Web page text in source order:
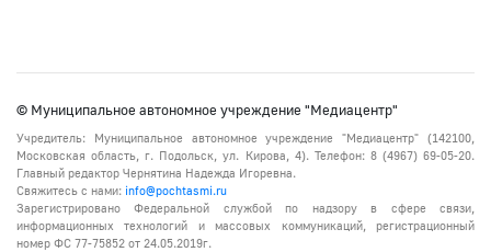
© Муниципальное автономное учреждение "Медиацентр"
Учредитель: Муниципальное автономное учреждение "Медиацентр" (142100,
Московская область, г. Подольск, ул. Кирова, 4). Телефон: 8 (4967) 69-05-20.
Главный редактор Чернятина Надежда Игоревна.
Свяжитесь с нами: info@pochtasmi.ru
Зарегистрировано Федеральной службой по надзору в сфере связи,
информационных технологий и массовых коммуникаций, регистрационный
номер ФС 77-75852 от 24.05.2019г.